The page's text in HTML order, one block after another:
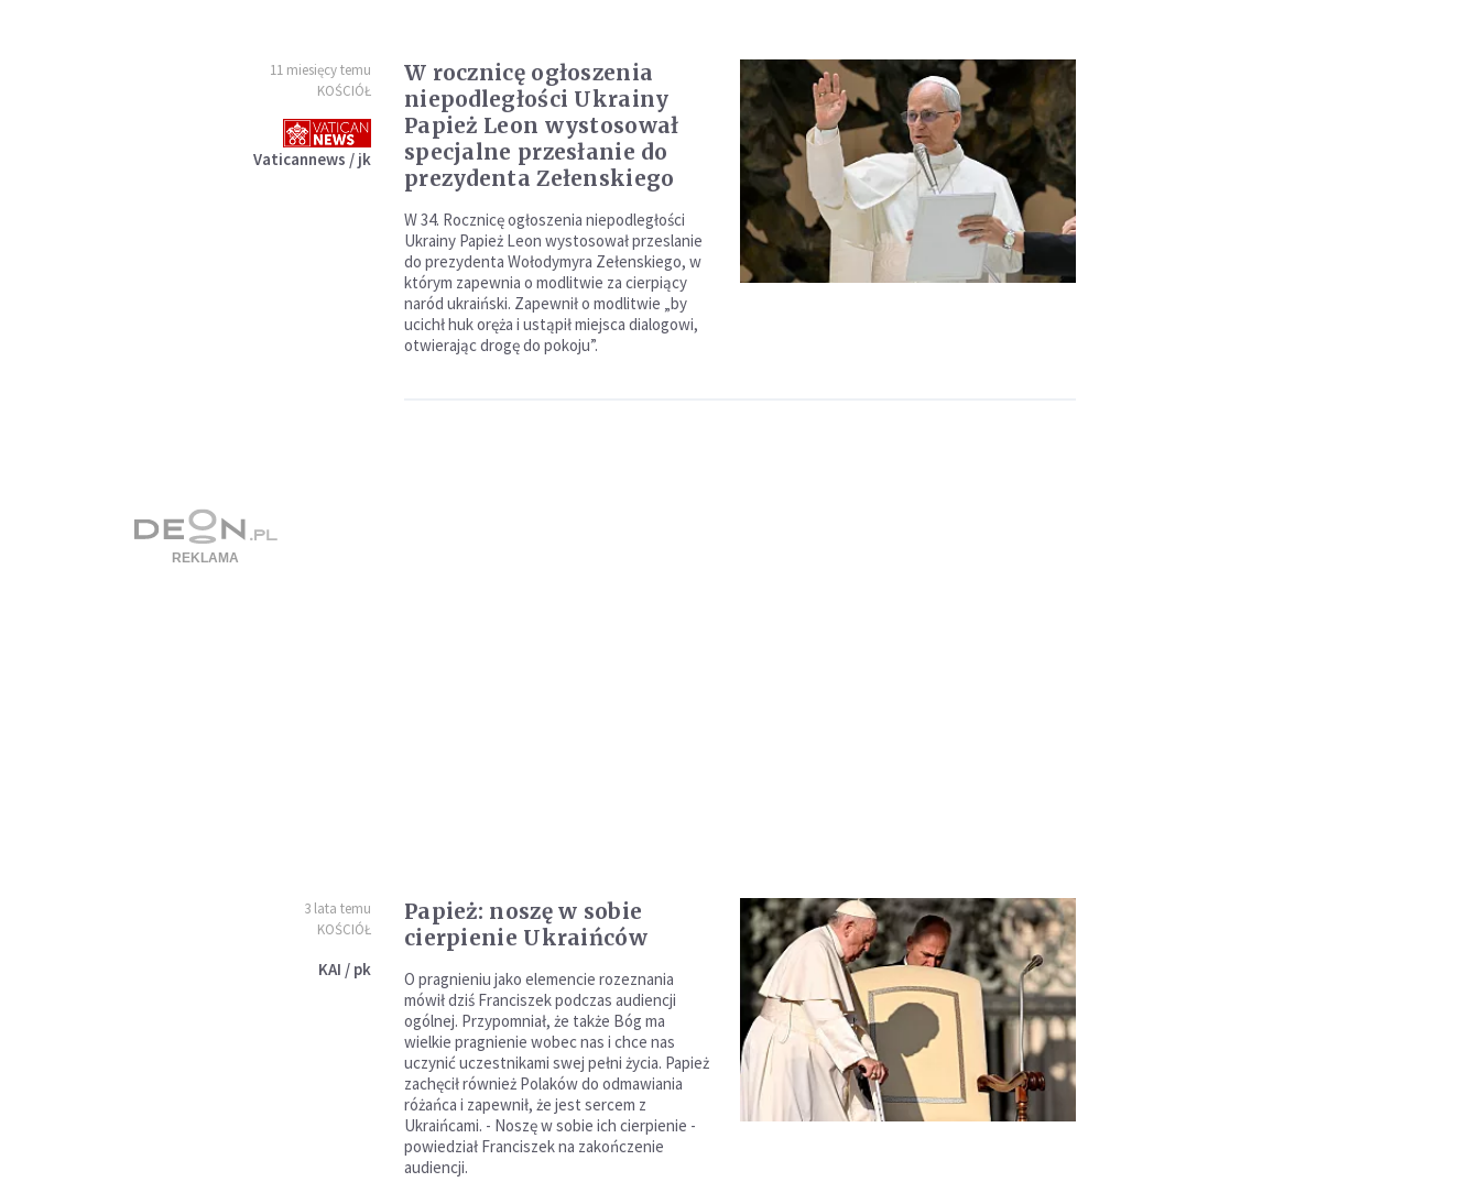
11 miesięcy temu
KOŚCIÓŁ
Vaticannews / jk
W rocznicę ogłoszenia
niepodległości Ukrainy
Papież Leon wystosował
specjalne przesłanie do
prezydenta Zełenskiego
W 34. Rocznicę ogłoszenia niepodległości
Ukrainy Papież Leon wystosował przeslanie
do prezydenta Wołodymyra Zełenskiego, w
którym zapewnia o modlitwie za cierpiący
naród ukraiński. Zapewnił o modlitwie „by
ucichł huk oręża i ustąpił miejsca dialogowi,
otwierając drogę do pokoju”.
3 lata temu
KOŚCIÓŁ
KAI / pk
Papież: noszę w sobie
cierpienie Ukraińców
O pragnieniu jako elemencie rozeznania
mówił dziś Franciszek podczas audiencji
ogólnej. Przypomniał, że także Bóg ma
wielkie pragnienie wobec nas i chce nas
uczynić uczestnikami swej pełni życia. Papież
zachęcił również Polaków do odmawiania
różańca i zapewnił, że jest sercem z
Ukraińcami. - Noszę w sobie ich cierpienie -
powiedział Franciszek na zakończenie
audiencji.